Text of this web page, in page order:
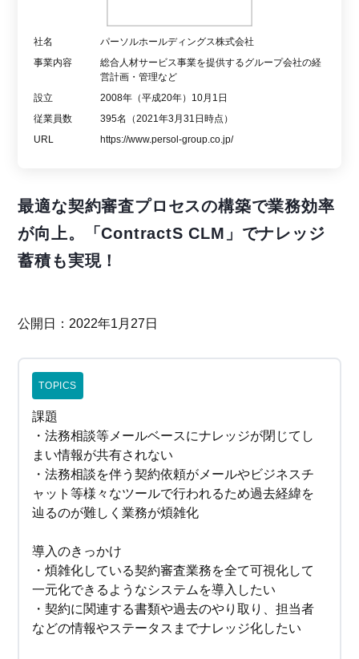
社名
パーソルホールディングス株式会社
事業内容
総合人材サービス事業を提供するグループ会社の経
営計画・管理など
設立
2008年（平成20年）10月1日
従業員数
395名（2021年3月31日時点）
URL
https://www.persol-group.co.jp/
最適な契約審査プロセスの構築で業務効率
が向上。「ContractS CLM」でナレッジ
蓄積も実現！
公開日：2022年1月27日
TOPICS
課題
・法務相談等メールベースにナレッジが閉じてし
まい情報が共有されない
・法務相談を伴う契約依頼がメールやビジネスチ
ャット等様々なツールで行われるため過去経緯を
辿るのが難しく業務が煩雑化
導入のきっかけ
・煩雑化している契約審査業務を全て可視化して
一元化できるようなシステムを導入したい
・契約に関連する書類や過去のやり取り、担当者
などの情報やステータスまでナレッジ化したい